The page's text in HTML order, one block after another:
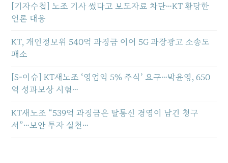
[기자수첩] 노조 기사 썼다고 보도자료 차단…KT 황당한
언론 대응
KT, 개인정보위 540억 과징금 이어 5G 과장광고 소송도
패소
[S-이슈] KT새노조 ‘영업익 5% 주식’ 요구…박윤영, 650
억 성과보상 시험…
KT새노조 “539억 과징금은 탈통신 경영이 남긴 청구
서”…보안 투자 실천…